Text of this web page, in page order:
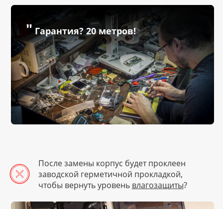
"Гарантия? 20 метров!
После замены корпус будет проклеен
заводской герметичной прокладкой,
чтобы вернуть уровень влагозащиты?